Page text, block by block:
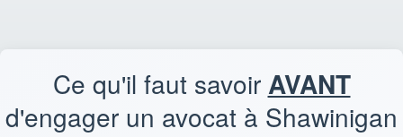
Ce qu'il faut savoir AVANT
d'engager un avocat à Shawinigan